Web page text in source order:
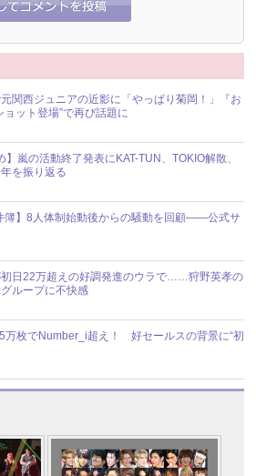
関西ジュニアの近影に「やっぱり菊岡！」『お
ョット登場”で再び話題に
】嵐の活動終了発表にKAT-TUN、TOKIO解散、
を振り返る
簿】8人体制始動後からの騒動を回顧――公式サ
初日22万超えの好調発進のウラで……狩野英孝の
ループに不快感
万枚でNumber_i超え！ 好セールスの背景に“初